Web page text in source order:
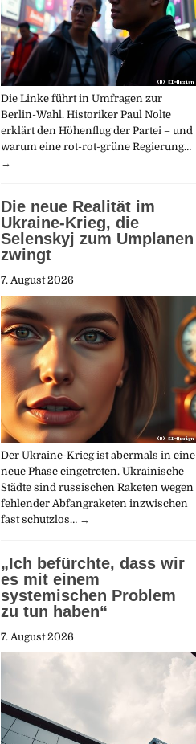
Die Linke führt in Umfragen zur
Berlin-Wahl. Historiker Paul Nolte
erklärt den Höhenflug der Partei – und
warum eine rot-rot-grüne Regierung…
→
Die neue Realität im
Ukraine-Krieg, die
Selenskyj zum Umplanen
zwingt
7. August 2026
Der Ukraine-Krieg ist abermals in eine
neue Phase eingetreten. Ukrainische
Städte sind russischen Raketen wegen
fehlender Abfangraketen inzwischen
fast schutzlos… →
„Ich befürchte, dass wir
es mit einem
systemischen Problem
zu tun haben“
7. August 2026